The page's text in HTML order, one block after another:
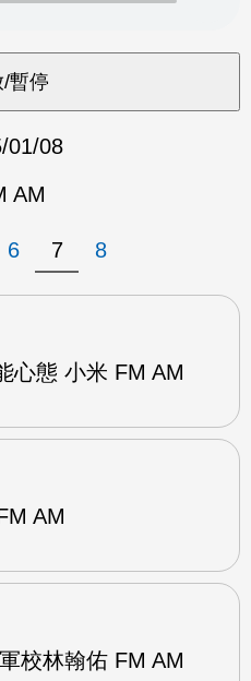
01/08
AM
6 7 8
心態 小米 FM AM
AM
校林翰佑 FM AM